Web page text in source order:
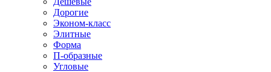
Дорогие
Эконом-класс
Элитные
Форма
П-образные
Угловые